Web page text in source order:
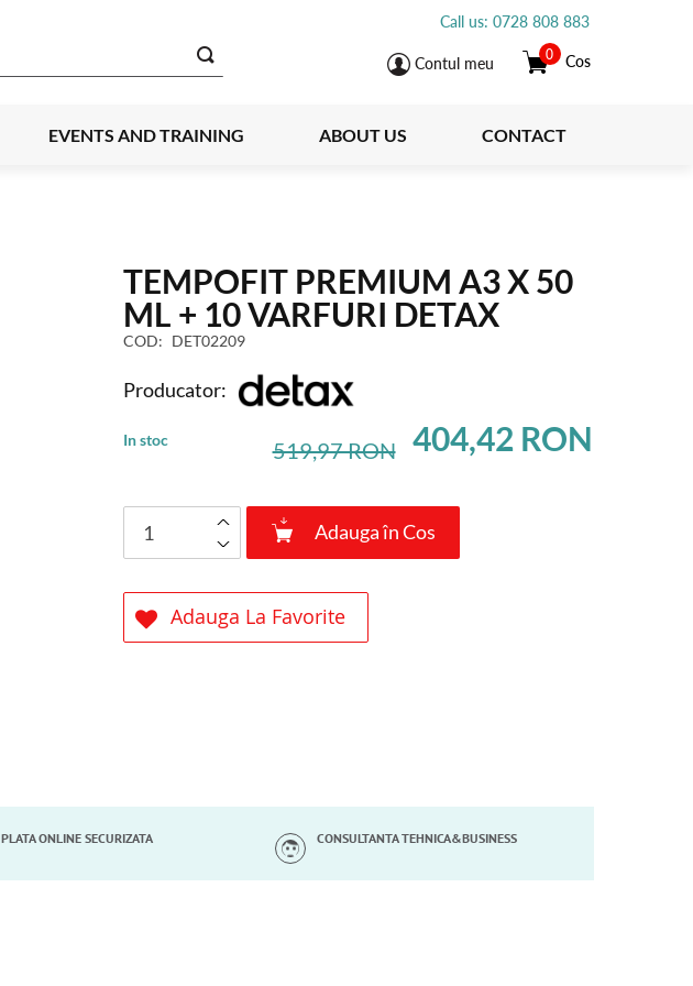
Cos
0
Contul meu
Call us: 0728 808 883
EVENTS AND TRAINING ABOUT US CONTACT
TEMPOFIT PREMIUM A3 X 50
ML + 10 VARFURI DETAX
COD DET02209
Producator:
In stoc 404,42 RON
519,97 RON
Adauga în Cos
Adauga La Favorite
PLATA ONLINE SECURIZATA CONSULTANTA TEHNICA&BUSINESS